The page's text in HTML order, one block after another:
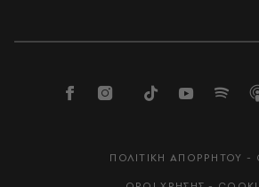
ΠΟΛΙΤΙΚΗ ΑΠΟΡΡΗΤΟΥ -